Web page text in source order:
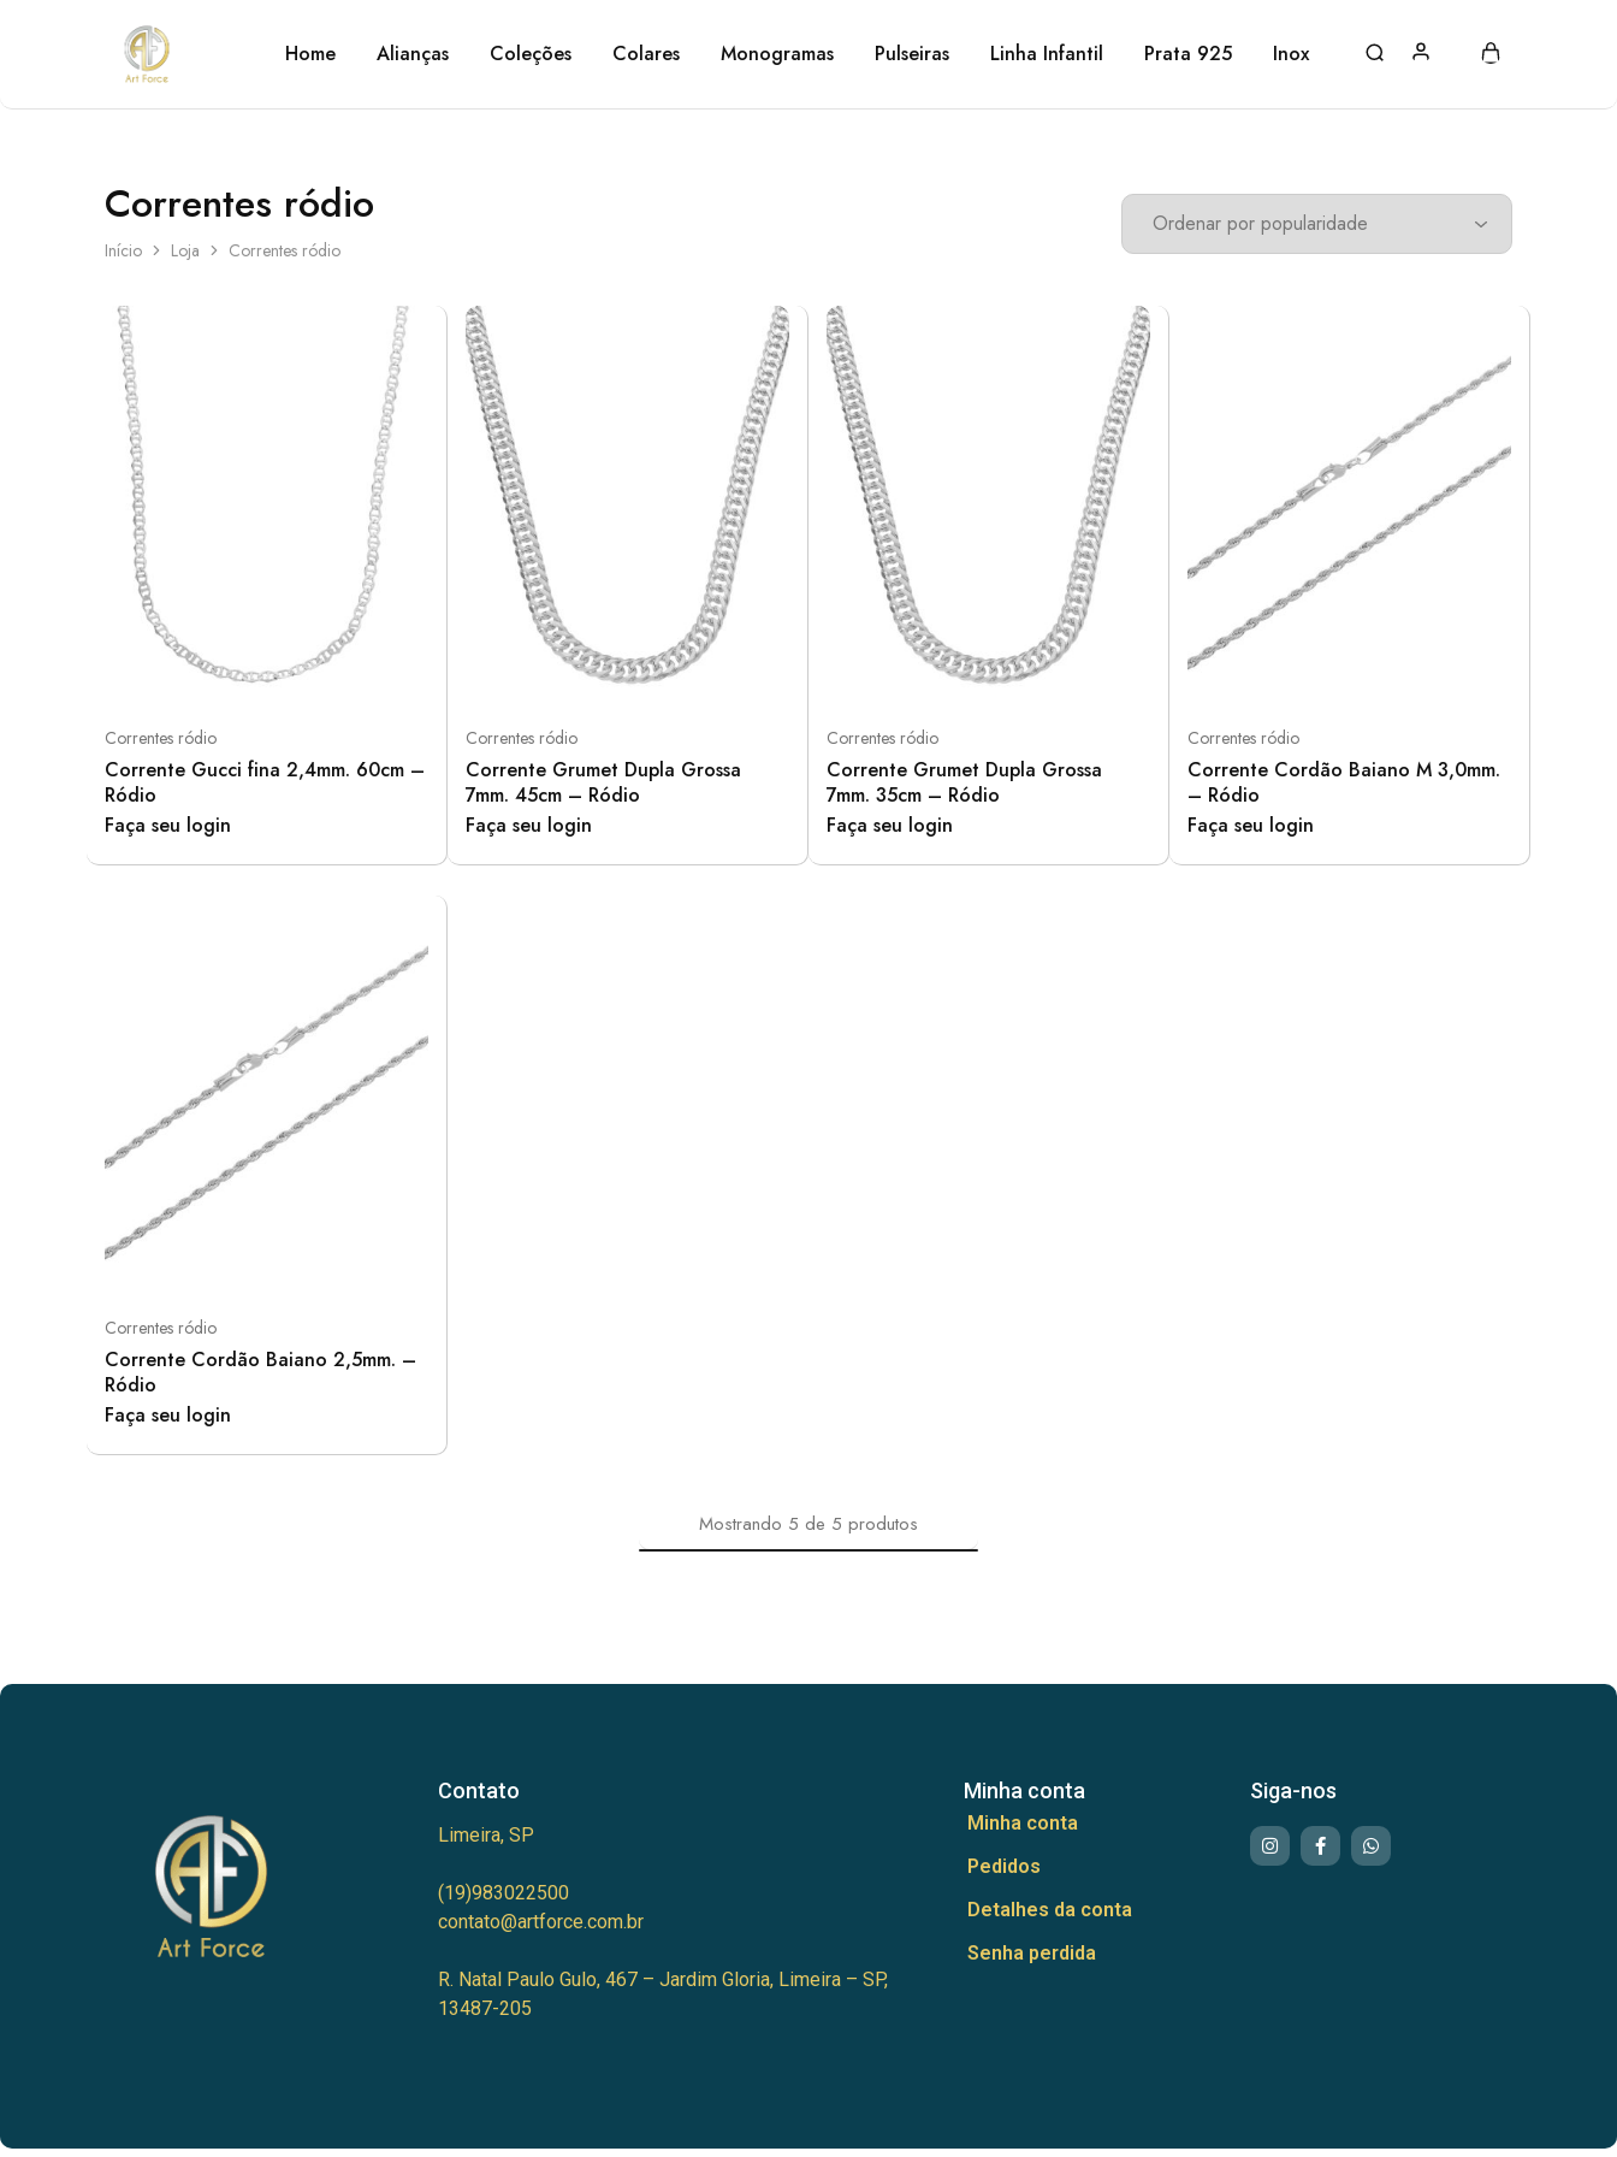
Art
Force
Semijoias
personalizadas
Home Alianças Coleções Colares Monogramas Pulseiras Linha Infantil Prata 925 Inox
Correntes ródio
Início Loja Correntes ródio
Correntes ródio
Corrente Gucci fina 2,4mm. 60cm –
Ródio
Faça seu login
Correntes ródio
Corrente Grumet Dupla Grossa
7mm. 45cm – Ródio
Faça seu login
Correntes ródio
Corrente Grumet Dupla Grossa
7mm. 35cm – Ródio
Faça seu login
Correntes ródio
Corrente Cordão Baiano M 3,0mm.
– Ródio
Faça seu login
Correntes ródio
Corrente Cordão Baiano 2,5mm. –
Ródio
Faça seu login
Mostrando 5 de 5 produtos
Contato
Limeira, SP
(19)983022500
contato@artforce.com.br
R. Natal Paulo Gulo, 467 – Jardim Gloria, Limeira – SP,
13487-205
Minha conta
Minha conta
Pedidos
Detalhes da conta
Senha perdida
Siga-nos